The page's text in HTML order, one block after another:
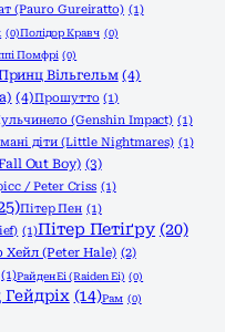
(Pauro Gureiratto) (1)
(0)Полідор Кравч (0)
Помфрі (0)
Вільгельм (4)
(4)Прошутто (1)
(Genshin Impact) (1)
діти (Little Nightmares) (1)
Out Boy) (3)
/ Peter Criss (1)
Пітер Пен (1)
(1)Пітер Петіґру (20)
Хейл (Peter Hale) (2)
(1)Райден Еі (Raiden Ei) (0)
Гейдріх (14)Рам (0)